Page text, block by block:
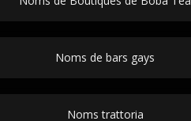
Noms de bars gays
Noms trattoria